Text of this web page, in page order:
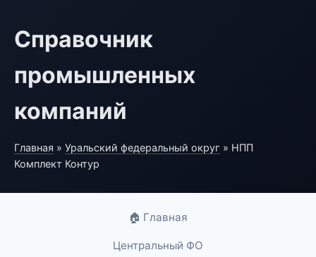
Справочник
промышленных
компаний
Главная » Уральский федеральный округ » НПП
Комплект Контур
🏠 Главная
Центральный ФО